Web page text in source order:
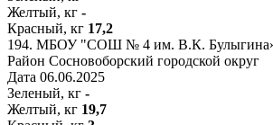
Желтый, кг -
Красный, кг 17,2
194. МБОУ "СОШ № 4 им. В.К.
Район Сосновоборский городской округ
Дата 06.06.2025
Зеленый, кг -
Желтый, кг 19,7